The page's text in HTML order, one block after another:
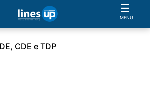
☰
MENU
CDE e TDP